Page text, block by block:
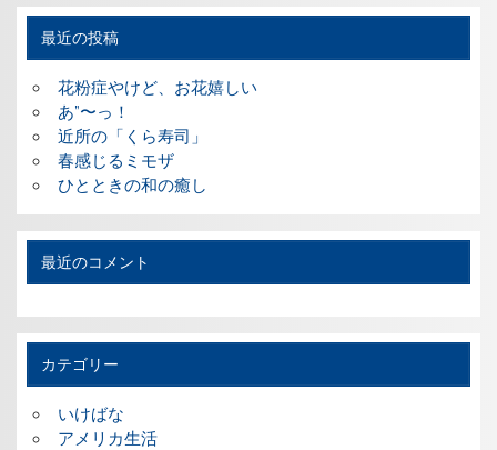
最近の投稿
花粉症やけど、お花嬉しい
あ”〜っ！
近所の「くら寿司」
春感じるミモザ
ひとときの和の癒し
最近のコメント
カテゴリー
いけばな
アメリカ生活